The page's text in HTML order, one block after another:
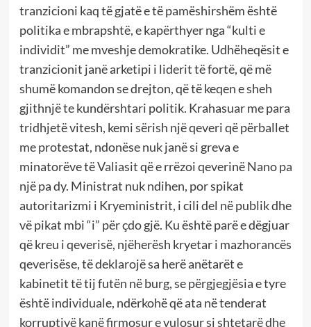
tranzicioni kaq të gjatë e të pamëshirshëm është
politika e mbrapshtë, e kapërthyer nga “kulti e
individit” me mveshje demokratike. Udhëheqësit e
tranzicionit janë arketipi i liderit të fortë, që më
shumë komandon se drejton, që të keqen e sheh
gjithnjë te kundërshtari politik. Krahasuar me para
tridhjetë vitesh, kemi sërish një qeveri që përballet
me protestat, ndonëse nuk janë si greva e
minatorëve të Valiasit që e rrëzoi qeverinë Nano pa
një pa dy. Ministrat nuk ndihen, por spikat
autoritarizmi i Kryeministrit, i cili del në publik dhe
vë pikat mbi “i” për çdo gjë. Ku është parë e dëgjuar
që kreu i qeverisë, njëherësh kryetar i mazhorancës
qeverisëse, të deklarojë sa herë anëtarët e
kabinetit të tij futën në burg, se përgjegjësia e tyre
është individuale, ndërkohë që ata në tenderat
korruptivë kanë firmosur e vulosur si shtetarë dhe